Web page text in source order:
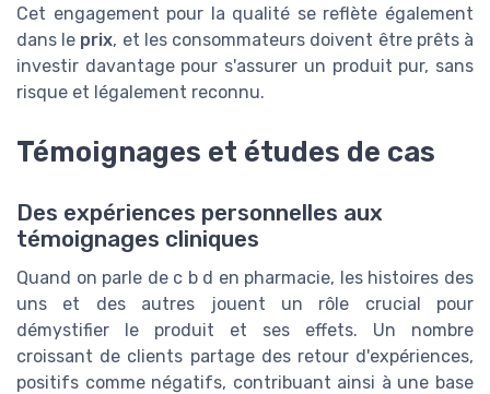
Cet engagement pour la qualité se reflète également
dans le prix, et les consommateurs doivent être prêts à
investir davantage pour s'assurer un produit pur, sans
risque et légalement reconnu.
Témoignages et études de cas
Des expériences personnelles aux
témoignages cliniques
Quand on parle de c b d en pharmacie, les histoires des
uns et des autres jouent un rôle crucial pour
démystifier le produit et ses effets. Un nombre
croissant de clients partage des retour d'expériences,
positifs comme négatifs, contribuant ainsi à une base